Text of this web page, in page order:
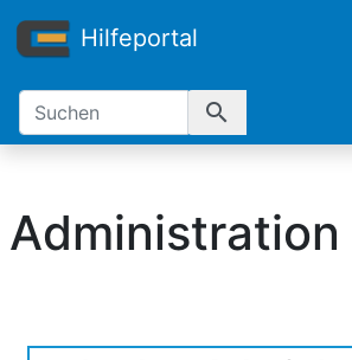
Hilfeportal
search
Administration